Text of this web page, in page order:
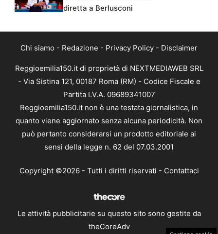
diretta a Berlusconi
Chi siamo - Redazione - Privacy Policy - Disclaimer
Reggioemilia150.it di proprietà di NEXTMEDIAWEB SRL
- Via Sistina 121, 00187 Roma (RM) - Codice Fiscale e
Partita I.V.A. 09689341007
Reggioemilia150.it non è una testata giornalistica, in
quanto viene aggiornato senza alcuna periodicità. Non
può pertanto considerarsi un prodotto editoriale ai
sensi della legge n. 62 del 07.03.2001
Copyright ©2026 - Tutti i diritti riservati - Contattaci
Le attività pubblicitarie su questo sito sono gestite da
theCoreAdv